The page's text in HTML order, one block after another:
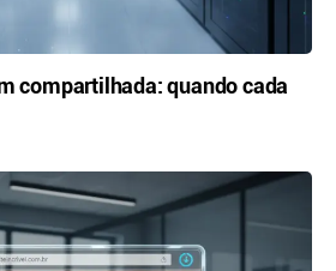
compartilhada: quando cada